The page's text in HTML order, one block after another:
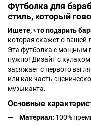
Футболка для
стиль, который
Ищете, что подарить
которая скажет о вашей
Эта футболка с мощным
нужно! Дизайн с
заряжает с первого
или как часть
музыканта.
Основные
Материал: 100%